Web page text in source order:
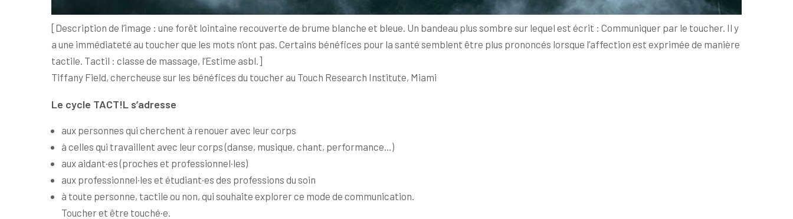
[Description de l’image : une forêt lointaine recouverte de brume blanche et bleue. Un bandeau plus sombre sur lequel est écrit : Communiquer par le toucher. Il y
a une immédiateté au toucher que les mots n’ont pas. Certains bénéfices pour la santé semblent être plus prononcés lorsque l’affection est exprimée de manière
tactile. Tactil : classe de massage, l’Estime asbl.]
Tiffany Field, chercheuse sur les bénéfices du toucher au Touch Research Institute, Miami
Le cycle TACT!L s’adresse
aux personnes qui cherchent à renouer avec leur corps
à celles qui travaillent avec leur corps (danse, musique, chant, performance…)
aux aidant·es (proches et professionnel·les)
aux professionnel·les et étudiant·es des professions du soin
à toute personne, tactile ou non, qui souhaite explorer ce mode de communication.
Toucher et être touché·e.